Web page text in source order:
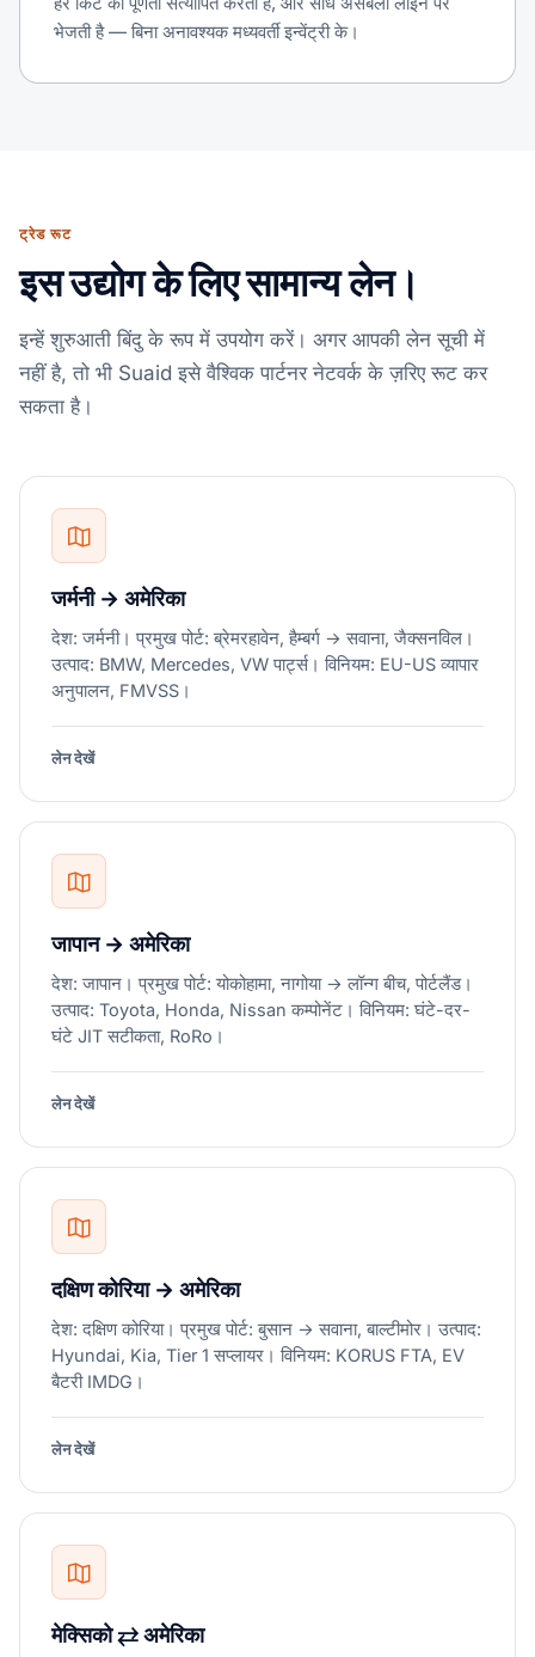
भेजती है — बिना अनावश्यक मध्यवर्ती इन्वेंट्री के।
ट्रेड रूट
इस उद्योग के लिए सामान्य लेन।
इन्हें शुरुआती बिंदु के रूप में उपयोग करें। अगर आपकी लेन सूची में
नहीं है, तो भी Suaid इसे वैश्विक पार्टनर नेटवर्क के ज़रिए रूट कर
सकता है।
जर्मनी → अमेरिका
देश: जर्मनी। प्रमुख पोर्ट: ब्रेमरहावेन, हैम्बर्ग → सवाना, जैक्सनविल।
उत्पाद: BMW, Mercedes, VW पार्ट्स। विनियम: EU-US व्यापार
अनुपालन, FMVSS।
लेन देखें
जापान → अमेरिका
देश: जापान। प्रमुख पोर्ट: योकोहामा, नागोया → लॉन्ग बीच, पोर्टलैंड।
उत्पाद: Toyota, Honda, Nissan कम्पोनेंट। विनियम: घंटे-दर-
घंटे JIT सटीकता, RoRo।
लेन देखें
दक्षिण कोरिया → अमेरिका
देश: दक्षिण कोरिया। प्रमुख पोर्ट: बुसान → सवाना, बाल्टीमोर। उत्पाद:
Hyundai, Kia, Tier 1 सप्लायर। विनियम: KORUS FTA, EV
बैटरी IMDG।
लेन देखें
मेक्सिको ⇄ अमेरिका